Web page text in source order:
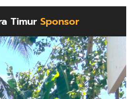
Timur Sponsor